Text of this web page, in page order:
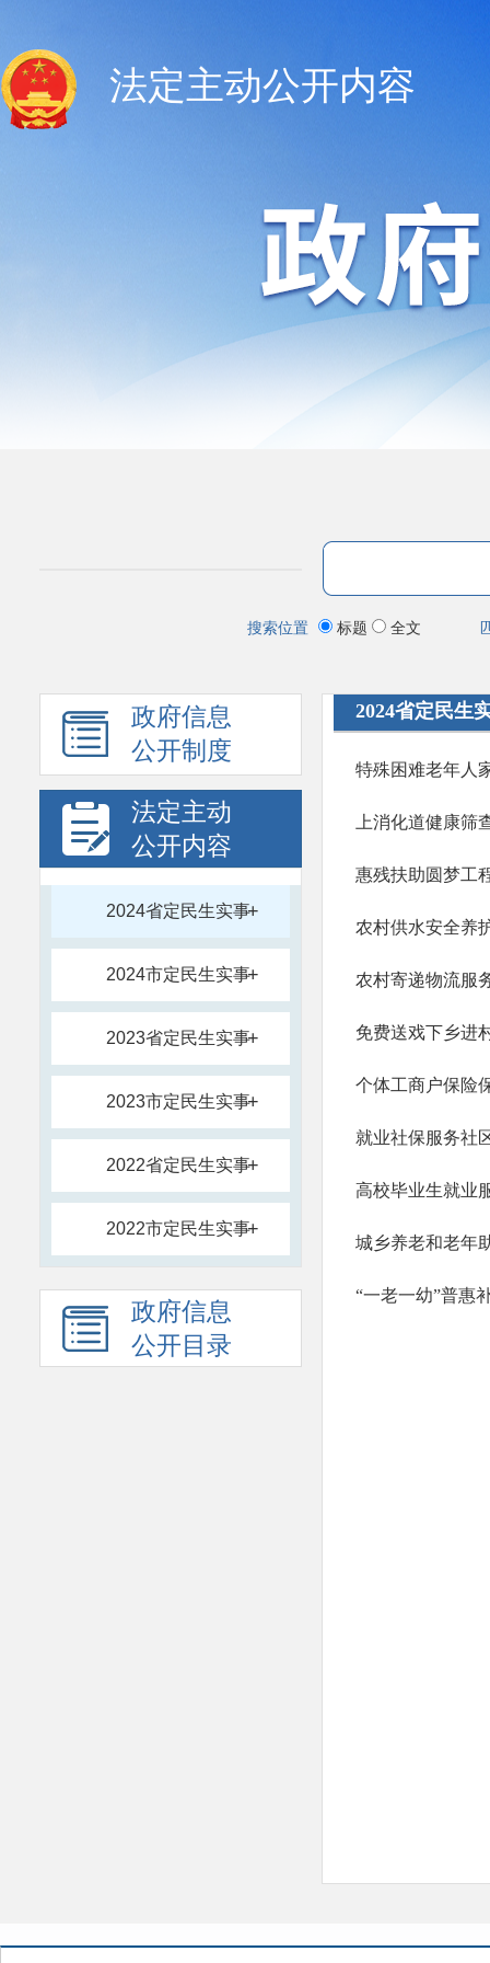
法定主动公开内容
搜索位置 标题 全文
政府信息
公开制度
法定主动
公开内容
2024省定民生实事+
2024市定民生实事+
2023省定民生实事+
2023市定民生实事+
2022省定民生实事+
2022市定民生实事+
政府信息
公开目录
2024省定民生
特殊困难老年人
上消化道健康筛
惠残扶助圆梦工
农村供水安全养
农村寄递物流服
免费送戏下乡进
个体工商户保险
就业社保服务社
高校毕业生就业
城乡养老和老年
“一老一幼”普惠